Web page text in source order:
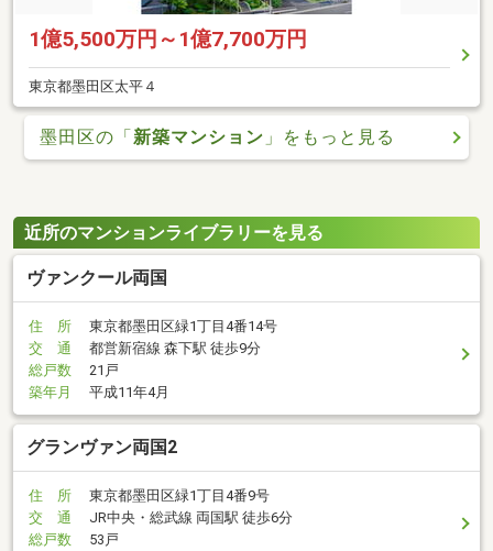
1億5,500万円～1億7,700万円
東京都墨田区太平４
墨田区の「 新築マンション 」をもっと見る
近所のマンションライブラリーを見る
ヴァンクール両国
住 所
東京都墨田区緑1丁目4番14号
交 通
都営新宿線 森下駅 徒歩9分
総戸数
21戸
築年月
平成11年4月
グランヴァン両国2
住 所
東京都墨田区緑1丁目4番9号
交 通
JR中央・総武線 両国駅 徒歩6分
総戸数
53戸